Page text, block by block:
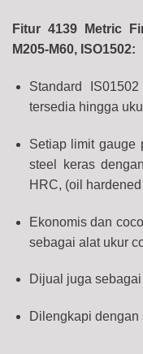
Fitur 4139 Metric
M205-M60, ISO1502:
Standard
tersedia hingga
Setiap limit gauge
steel keras
HRC, (oil
Ekonomis dan
sebagai alat ukur
Dijual juga
Dilengkapi dengan